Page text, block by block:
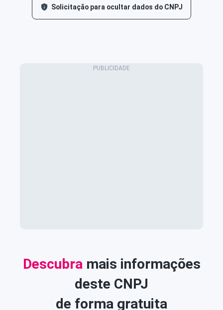
Solicitação para ocultar dados do CNPJ
Descubra mais informações
deste CNPJ
de forma gratuita